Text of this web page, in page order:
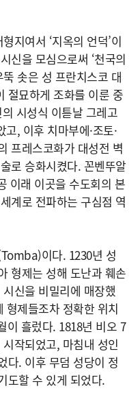
지여서 ‘지옥의 언덕’이
신을 모심으로써 ‘천국의
솟은 성 프란치스코 대
절묘하게 조화를 이룬 중
시성식 이튿날 그레고
, 이후 치마부에·조토·
프레스코화가 대성전 벽
로 승화시켰다. 꼰벤뚜알
이래 이곳을 수도회의 본
계로 전파하는 구심점 역
이다. 1230년 성
형제는 성해 도난과 훼손
신을 비밀리에 매장했
형제들조차 정확한 위치
이 흘렀다. 1818년 비오 7
작되었고, 마침내 성인
다. 이후 무덤 성당이 정
도할 수 있게 되었다.